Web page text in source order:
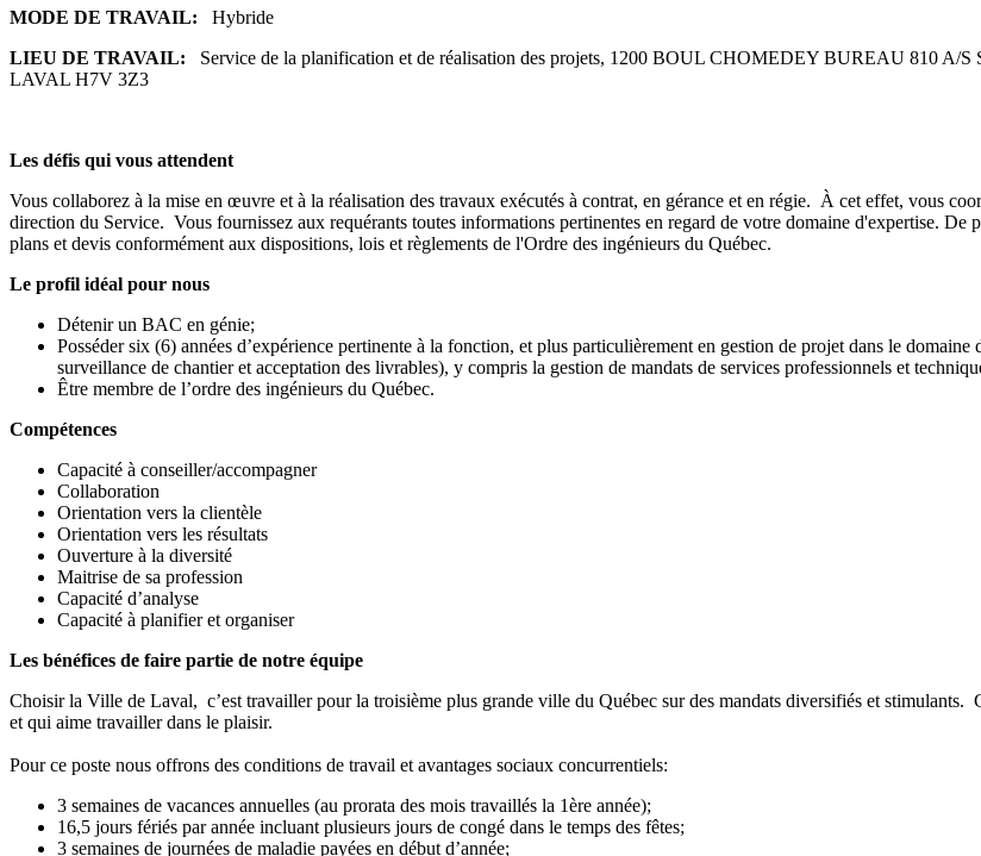
MODE DE TRAVAIL: Hybride
LIEU DE TRAVAIL: Service de la planification et de réalisation des projets, 1200 BOUL CHOMEDEY BUREAU 810
LAVAL H7V 3Z3
Les défis qui vous attendent
Vous collaborez à la mise en œuvre et à la réalisation des travaux exécutés à contrat, en gérance et en régie. À cet effet, vous
direction du Service. Vous fournissez aux requérants toutes informations pertinentes en regard de votre domaine d'expertise. De
plans et devis conformément aux dispositions, lois et règlements de l'Ordre des ingénieurs du Québec.
Le profil idéal pour nous
Détenir un BAC en génie;
Posséder six (6) années d’expérience pertinente à la fonction, et plus particulièrement en gestion de projet dans le
surveillance de chantier et acceptation des livrables), y compris la gestion de mandats de services professionnels et
Être membre de l’ordre des ingénieurs du Québec.
Compétences
Capacité à conseiller/accompagner
Collaboration
Orientation vers la clientèle
Orientation vers les résultats
Ouverture à la diversité
Maitrise de sa profession
Capacité d’analyse
Capacité à planifier et organiser
Les bénéfices de faire partie de notre équipe
Choisir la Ville de Laval, c’est travailler pour la troisième plus grande ville du Québec sur des mandats diversifiés et stimulants.
et qui aime travailler dans le plaisir.
Pour ce poste nous offrons des conditions de travail et avantages sociaux concurrentiels:
3 semaines de vacances annuelles (au prorata des mois travaillés la 1ère année);
16,5 jours fériés par année incluant plusieurs jours de congé dans le temps des fêtes;
3 semaines de journées de maladie payées en début d’année;